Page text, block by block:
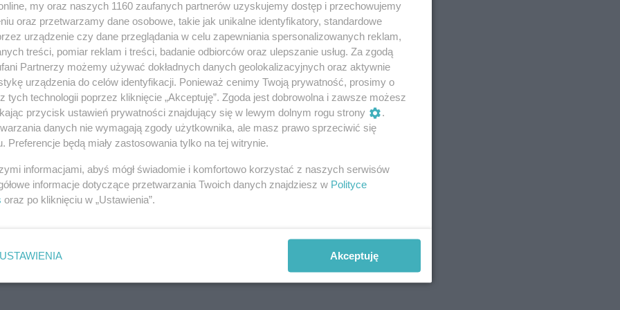
Powiadom znajomych
URL: https://ino.online/go/cyxqVXaEmPBXnMDv
my oraz naszych 1160 zaufanych partnerów uzyskujemy dostęp i przechowujemy
oraz przetwarzamy dane osobowe, takie jak unikalne identyfikatory, standardowe
urządzenie czy dane przeglądania w celu zapewniania spersonalizowanych reklam,
treści, pomiar reklam i treści, badanie odbiorców oraz ulepszanie usług. Za zgodą
Partnerzy możemy używać dokładnych danych geolokalizacyjnych oraz aktywnie
urządzenia do celów identyfikacji. Ponieważ cenimy Twoją prywatność, prosimy o
tych technologii poprzez kliknięcie „Akceptuję”. Zgoda jest dobrowolna i zawsze możesz
przycisk ustawień prywatności znajdujący się w lewym dolnym rogu strony
.
danych nie wymagają zgody użytkownika, ale masz prawo sprzeciwić się
Preferencje będą miały zastosowania tylko na tej witrynie.
informacjami, abyś mógł świadomie i komfortowo korzystać z naszych serwisów
informacje dotyczące przetwarzania Twoich danych znajdziesz w Polityce
oraz po kliknięciu w „Ustawienia”.
USTAWIENIA Akceptuję